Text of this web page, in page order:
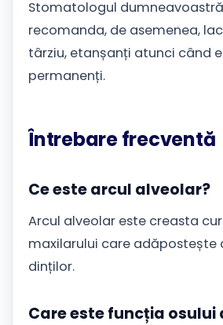
Stomatologul
recomanda, de asemenea,
târziu, etanșanți atunci când
permanenți.
Întrebare frecventă
Ce este arcul alveolar?
Arcul alveolar este creasta
maxilarului care adăpostește
dinților.
Care este funcția osului